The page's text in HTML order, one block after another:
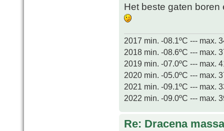
Het beste gaten boren
2017 min. -08.1ºC --- max.
2018 min. -08.6ºC --- max.
2019 min. -07.0ºC --- max.
2020 min. -05.0ºC --- max.
2021 min. -09.1ºC --- max.
2022 min. -09.0ºC --- max.
Re: Dracena